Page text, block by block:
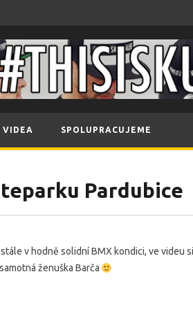
VIDEA SPOLUPRACUJEME
Pardubice
v hodně solidní BMX kondici, ve videu si
ženuška Barča